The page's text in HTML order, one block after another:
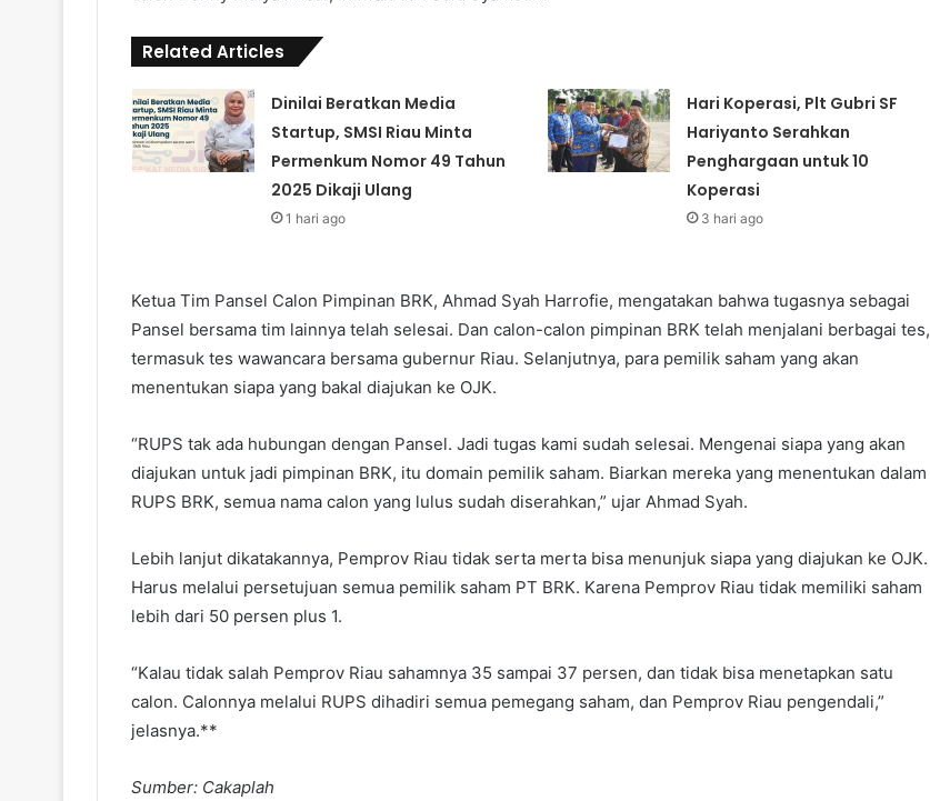
Related Articles
Dinilai Beratkan Media
Startup, SMSI Riau Minta
Permenkum Nomor 49 Tahun
2025 Dikaji Ulang
1 hari ago
Hari Koperasi, Plt Gubri SF
Hariyanto Serahkan
Penghargaan untuk 10
Koperasi
3 hari ago
Ketua Tim Pansel Calon Pimpinan BRK, Ahmad Syah Harrofie, mengatakan bahwa tugasnya sebagai
Pansel bersama tim lainnya telah selesai. Dan calon-calon pimpinan BRK telah menjalani berbagai tes,
termasuk tes wawancara bersama gubernur Riau. Selanjutnya, para pemilik saham yang akan
menentukan siapa yang bakal diajukan ke OJK.
“RUPS tak ada hubungan dengan Pansel. Jadi tugas kami sudah selesai. Mengenai siapa yang akan
diajukan untuk jadi pimpinan BRK, itu domain pemilik saham. Biarkan mereka yang menentukan dalam
RUPS BRK, semua nama calon yang lulus sudah diserahkan,” ujar Ahmad Syah.
Lebih lanjut dikatakannya, Pemprov Riau tidak serta merta bisa menunjuk siapa yang diajukan ke OJK.
Harus melalui persetujuan semua pemilik saham PT BRK. Karena Pemprov Riau tidak memiliki saham
lebih dari 50 persen plus 1.
“Kalau tidak salah Pemprov Riau sahamnya 35 sampai 37 persen, dan tidak bisa menetapkan satu
calon. Calonnya melalui RUPS dihadiri semua pemegang saham, dan Pemprov Riau pengendali,”
jelasnya.**
Sumber: Cakaplah